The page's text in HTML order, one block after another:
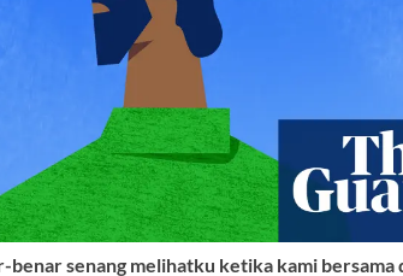
senang melihatku ketika kami bersama